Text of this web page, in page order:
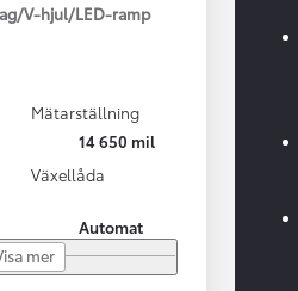
V-hjul/LED-ramp
Mätarställning
14 650 mil
Växellåda
Automat
mer